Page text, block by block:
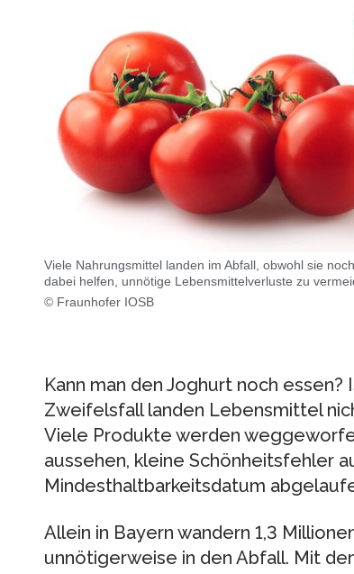
Viele Nahrungsmittel landen im Abfall, obwohl sie
dabei helfen, unnötige Lebensmittelverluste zu
© Fraunhofer IOSB
Kann man den Joghurt noch
Zweifelsfall landen Lebensmittel
Viele Produkte werden
aussehen, kleine Schönheitsfehler
Mindesthaltbarkeitsdatum
Allein in Bayern wandern 1,3
unnötigerweise in den Abfall. Mit